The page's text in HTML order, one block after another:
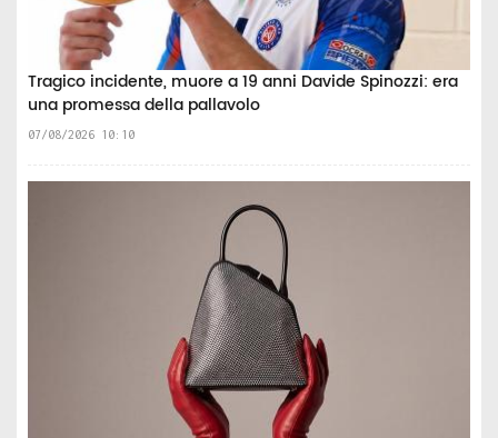
Tragico incidente, muore a 19 anni Davide Spinozzi: era
una promessa della pallavolo
07/08/2026 10:10